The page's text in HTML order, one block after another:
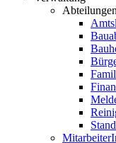
Abteilungen